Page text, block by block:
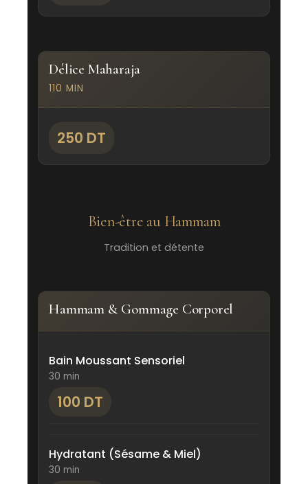
Délice Maharaja
110 MIN
250 DT
Bien-être au Hammam
Tradition et détente
Hammam & Gommage Corporel
Bain Moussant Sensoriel
30 min
100 DT
Hydratant (Sésame & Miel)
30 min